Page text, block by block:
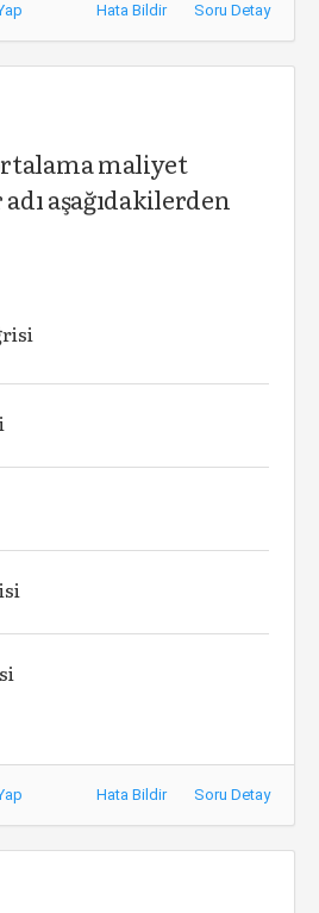
Hata Bildir Soru Detay
maliyet
aşağıdakilerden
Hata Bildir Soru Detay